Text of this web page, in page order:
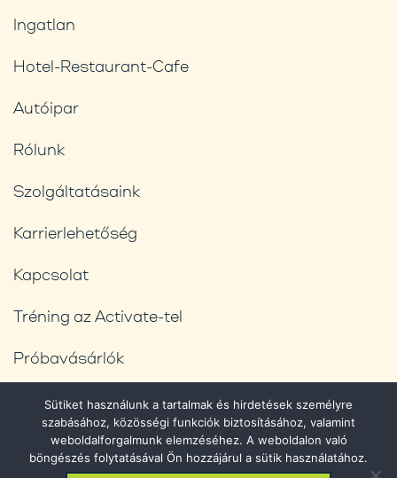
Ingatlan
Hotel-Restaurant-Cafe
Autóipar
Rólunk
Szolgáltatásaink
Karrierlehetőség
Kapcsolat
Tréning az Activate-tel
Próbavásárlók
Blog
Adatvédelmi feltételek
Sütiket használunk a tartalmak és hirdetések személyre
szabásához, közösségi funkciók biztosításához, valamint
weboldalforgalmunk elemzéséhez. A weboldalon való
böngészés folytatásával Ön hozzájárul a sütik használatához.